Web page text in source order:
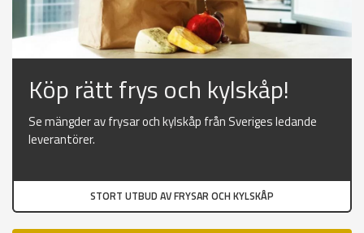
Köp rätt frys och kylskåp!
Se mängder av frysar och kylskåp från Sveriges ledande
leverantörer.
STORT UTBUD AV FRYSAR OCH KYLSKÅP